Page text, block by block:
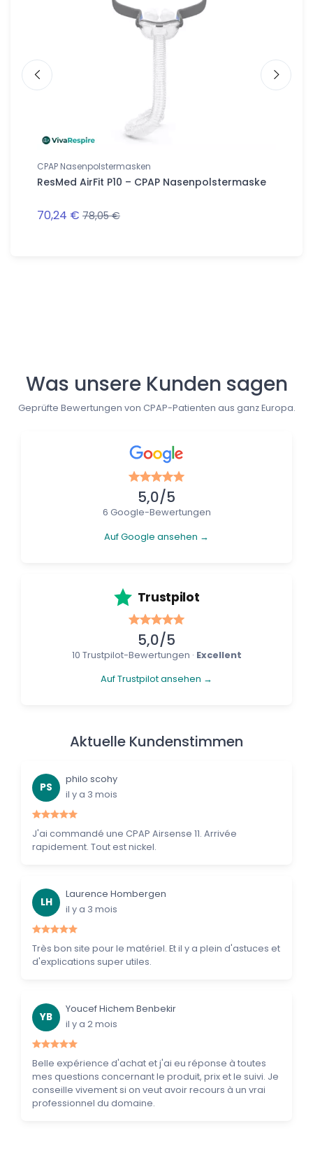
CPAP Nasenpolstermasken
ResMed AirFit P10 – CPAP Nasenpolstermaske
70,24 € 78,05 €
Was unsere Kunden sagen
Geprüfte Bewertungen von CPAP-Patienten aus ganz Europa.
5,0/5
6 Google-Bewertungen
Auf Google ansehen →
Trustpilot
5,0/5
10 Trustpilot-Bewertungen · Excellent
Auf Trustpilot ansehen →
Aktuelle Kundenstimmen
PS
philo scohy
il y a 3 mois
J'ai commandé une CPAP Airsense 11. Arrivée
rapidement. Tout est nickel.
LH
Laurence Hombergen
il y a 3 mois
Très bon site pour le matériel. Et il y a plein d'astuces et
d'explications super utiles.
YB
Youcef Hichem Benbekir
il y a 2 mois
Belle expérience d'achat et j'ai eu réponse à toutes
mes questions concernant le produit, prix et le suivi. Je
conseille vivement si on veut avoir recours à un vrai
professionnel du domaine.